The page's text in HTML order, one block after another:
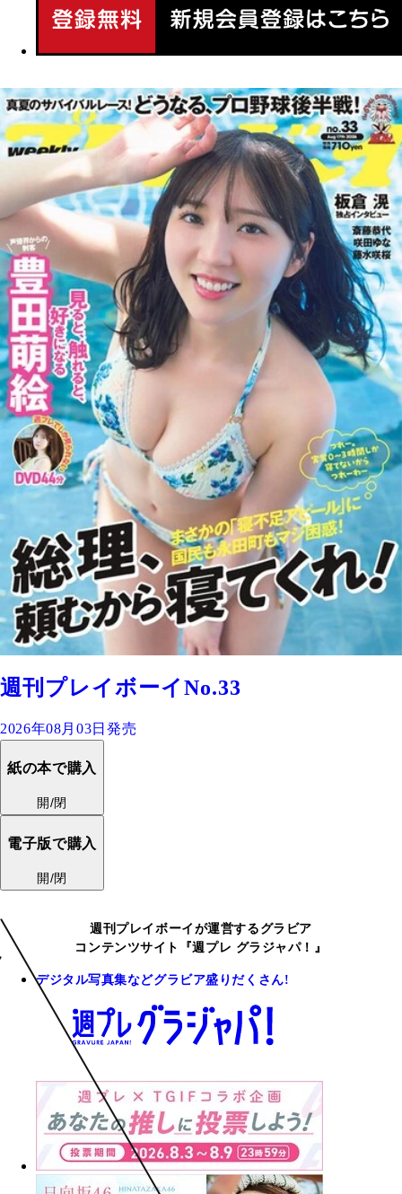
週刊プレイボーイNo.33
2026年08月03日発売
紙の本で購入
開/閉
電子版で購入
開/閉
週刊プレイボーイが運営するグラビア
コンテンツサイト『週プレ グラジャパ！』
デジタル写真集などグラビア盛りだくさん!